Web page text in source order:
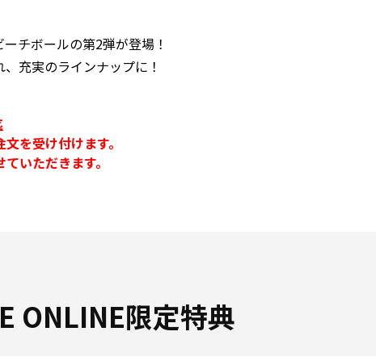
チボールの第2弾が登場！
充実のラインナップに！
を受け付けます。
いただきます。
ONLINE限定特典